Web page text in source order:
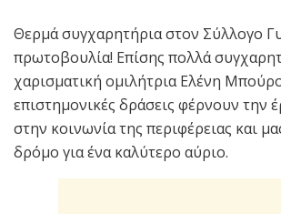
Θερμά συγχαρητήρια στον Σύλλογο
πρωτοβουλία! Επίσης πολλά
χαρισματική ομιλήτρια Ελένη
επιστημονικές δράσεις φέρνουν την
στην κοινωνία της περιφέρειας και
δρόμο για ένα καλύτερο αύριο.